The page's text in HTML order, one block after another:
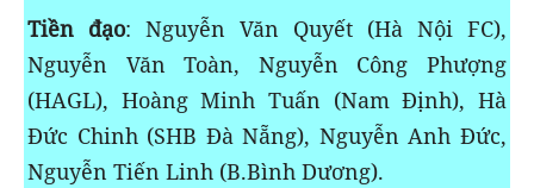
Tiền đạo: Nguyễn Văn Quyết (Hà Nội FC),
Nguyễn Văn Toàn, Nguyễn Công Phượng
(HAGL), Hoàng Minh Tuấn (Nam Định), Hà
Đức Chinh (SHB Đà Nẵng), Nguyễn Anh Đức,
Nguyễn Tiến Linh (B.Bình Dương).